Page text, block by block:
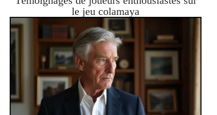
le jeu colamaya